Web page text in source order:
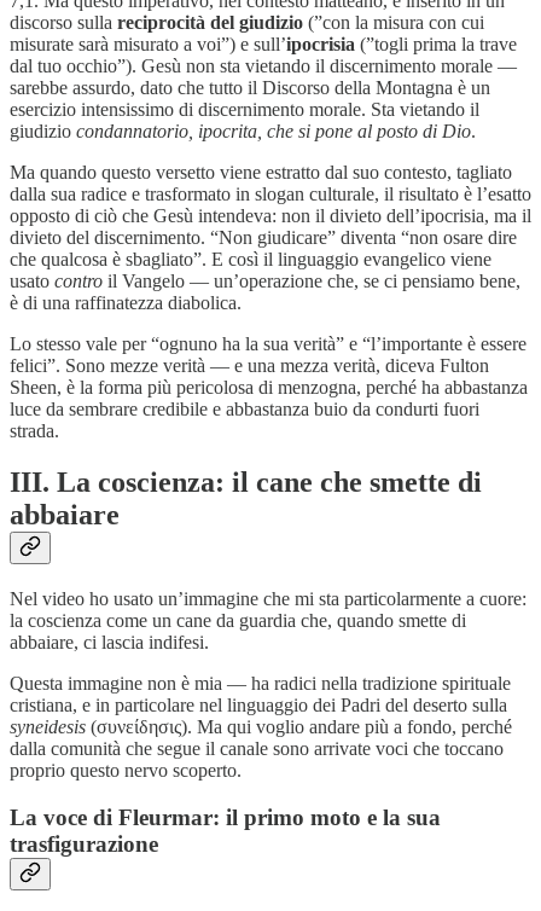
discorso sulla reciprocità del giudizio (”con la misura con cui
misurate sarà misurato a voi”) e sull’ipocrisia (”togli prima la trave
dal tuo occhio”). Gesù non sta vietando il discernimento morale —
sarebbe assurdo, dato che tutto il Discorso della Montagna è un
esercizio intensissimo di discernimento morale. Sta vietando il
giudizio condannatorio, ipocrita, che si pone al posto di Dio.
Ma quando questo versetto viene estratto dal suo contesto, tagliato
dalla sua radice e trasformato in slogan culturale, il risultato è l’esatto
opposto di ciò che Gesù intendeva: non il divieto dell’ipocrisia, ma il
divieto del discernimento. “Non giudicare” diventa “non osare dire
che qualcosa è sbagliato”. E così il linguaggio evangelico viene
usato contro il Vangelo — un’operazione che, se ci pensiamo bene,
è di una raffinatezza diabolica.
Lo stesso vale per “ognuno ha la sua verità” e “l’importante è essere
felici”. Sono mezze verità — e una mezza verità, diceva Fulton
Sheen, è la forma più pericolosa di menzogna, perché ha abbastanza
luce da sembrare credibile e abbastanza buio da condurti fuori
strada.
III. La coscienza: il cane che smette di
abbaiare
Nel video ho usato un’immagine che mi sta particolarmente a cuore:
la coscienza come un cane da guardia che, quando smette di
abbaiare, ci lascia indifesi.
Questa immagine non è mia — ha radici nella tradizione spirituale
cristiana, e in particolare nel linguaggio dei Padri del deserto sulla
syneidesis (συνείδησις). Ma qui voglio andare più a fondo, perché
dalla comunità che segue il canale sono arrivate voci che toccano
proprio questo nervo scoperto.
La voce di Fleurmar: il primo moto e la sua
trasfigurazione